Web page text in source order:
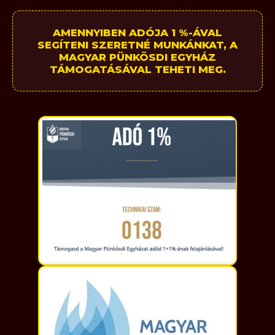
AMENNYIBEN ADÓJA 1 %-ÁVAL
SEGÍTENI SZERETNÉ MUNKÁNKAT, A
MAGYAR PÜNKÖSDI EGYHÁZ
TÁMOGATÁSÁVAL TEHETI MEG.